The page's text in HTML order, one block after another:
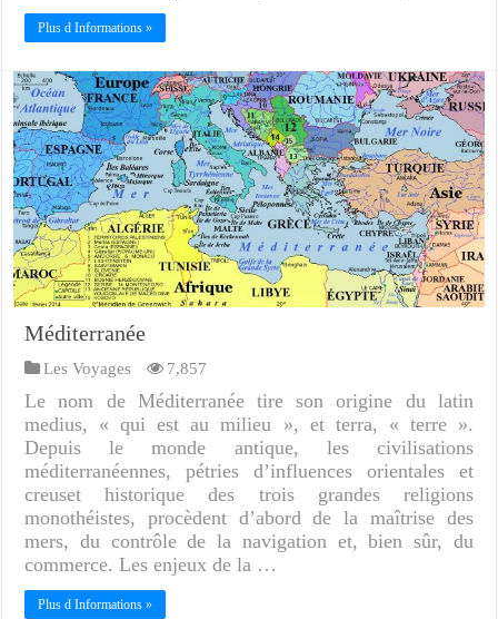
Plus d Informations »
Méditerranée
Les Voyages 7,857
Le nom de Méditerranée tire son origine du latin
medius, « qui est au milieu », et terra, « terre ».
Depuis le monde antique, les civilisations
méditerranéennes, pétries d’influences orientales et
creuset historique des trois grandes religions
monothéistes, procèdent d’abord de la maîtrise des
mers, du contrôle de la navigation et, bien sûr, du
commerce. Les enjeux de la …
Plus d Informations »